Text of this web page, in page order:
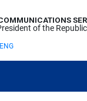
of the
ENG